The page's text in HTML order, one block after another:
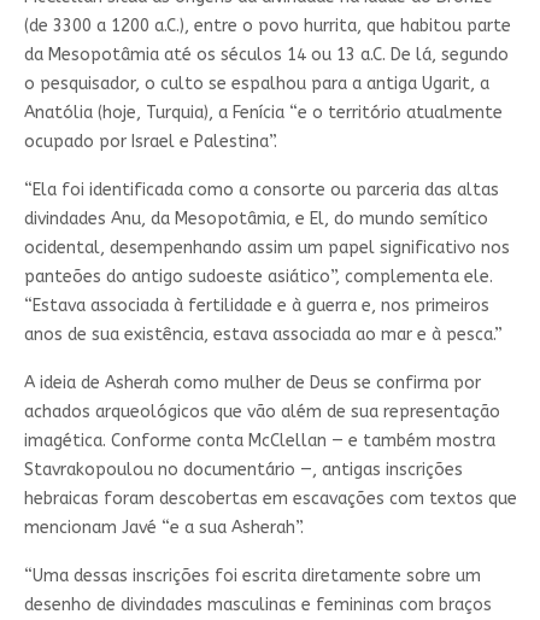
(de 3300 a 1200 a.C.), entre o povo hurrita, que habitou parte
da Mesopotâmia até os séculos 14 ou 13 a.C. De lá, segundo
o pesquisador, o culto se espalhou para a antiga Ugarit, a
Anatólia (hoje, Turquia), a Fenícia “e o território atualmente
ocupado por Israel e Palestina”.
“Ela foi identificada como a consorte ou parceria das altas
divindades Anu, da Mesopotâmia, e El, do mundo semítico
ocidental, desempenhando assim um papel significativo nos
panteões do antigo sudoeste asiático”, complementa ele.
“Estava associada à fertilidade e à guerra e, nos primeiros
anos de sua existência, estava associada ao mar e à pesca.”
A ideia de Asherah como mulher de Deus se confirma por
achados arqueológicos que vão além de sua representação
imagética. Conforme conta McClellan — e também mostra
Stavrakopoulou no documentário —, antigas inscrições
hebraicas foram descobertas em escavações com textos que
mencionam Javé “e a sua Asherah”.
“Uma dessas inscrições foi escrita diretamente sobre um
desenho de divindades masculinas e femininas com braços